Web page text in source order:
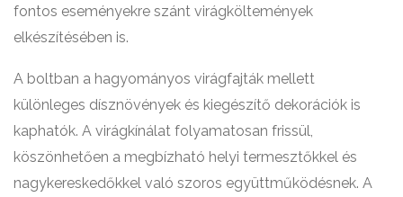
fontos eseményekre szánt virágköltemények
elkészítésében is.
A boltban a hagyományos virágfajták mellett
különleges dísznövények és kiegészítő dekorációk is
kaphatók. A virágkínálat folyamatosan frissül,
köszönhetően a megbízható helyi termesztőkkel és
nagykereskedőkkel való szoros együttműködésnek. A